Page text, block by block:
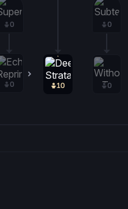
10
0
0 0
0